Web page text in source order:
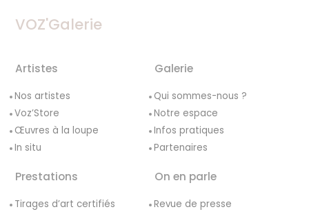
VOZ'Galerie
Artistes
Nos artistes
Voz’Store
Œuvres à la loupe
In situ
Galerie
Qui sommes-nous ?
Notre espace
Infos pratiques
Partenaires
Prestations
Tirages d’art certifiés
On en parle
Revue de presse